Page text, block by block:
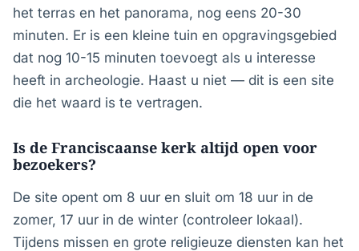
het terras en het panorama, nog eens 20-30
minuten. Er is een kleine tuin en opgravingsgebied
dat nog 10-15 minuten toevoegt als u interesse
heeft in archeologie. Haast u niet — dit is een site
die het waard is te vertragen.
Is de Franciscaanse kerk altijd open voor
bezoekers?
De site opent om 8 uur en sluit om 18 uur in de
zomer, 17 uur in de winter (controleer lokaal).
Tijdens missen en grote religieuze diensten kan het